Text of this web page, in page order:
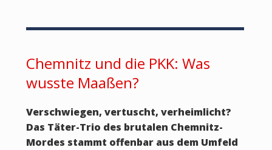
Chemnitz und die PKK: Was
wusste Maaßen?
Verschwiegen, vertuscht, verheimlicht?
Das Täter-Trio des brutalen Chemnitz-
Mordes stammt offenbar aus dem Umfeld